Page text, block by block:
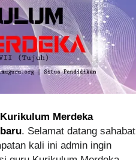
Merdeka
. Selamat datang sahabat
kali ini admin ingin